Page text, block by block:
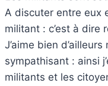
A discuter entre eux
militant : c’est à dire
J’aime bien
sympathisant : ainsi
militants et les